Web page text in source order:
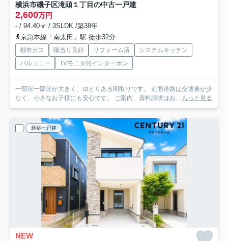
横浜市磯子区滝頭１丁目の中古一戸建
2,600万円
- / 94.40㎡ / 3SLDK /築38年
京急本線「南太田」駅 徒歩32分
都市ガス 陽当り良好 リフォーム済
システムキッチン
バルコニー
TVモニタ付インターホン
一部屋一部屋が大きく、ゆとりある間取りです。 前面道路は交通量が少
なく、小さなお子様にも安心です。 ご案内、資料請求はお... もっと見る
新築一戸建
NEW